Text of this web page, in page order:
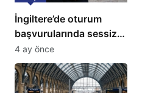
İngiltere’de oturum
başvurularında sessiz
kriz: Büyükelçilikten
açıklama!
4 ay önce